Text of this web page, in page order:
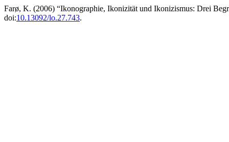
Farø, K. (2006) “Ikonographie, Ikonizität und Ikonizismus: Drei
doi:10.13092/lo.27.743.